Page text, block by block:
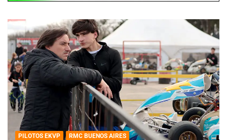
PILOTOS EKVP RMC BUENOS AIRES